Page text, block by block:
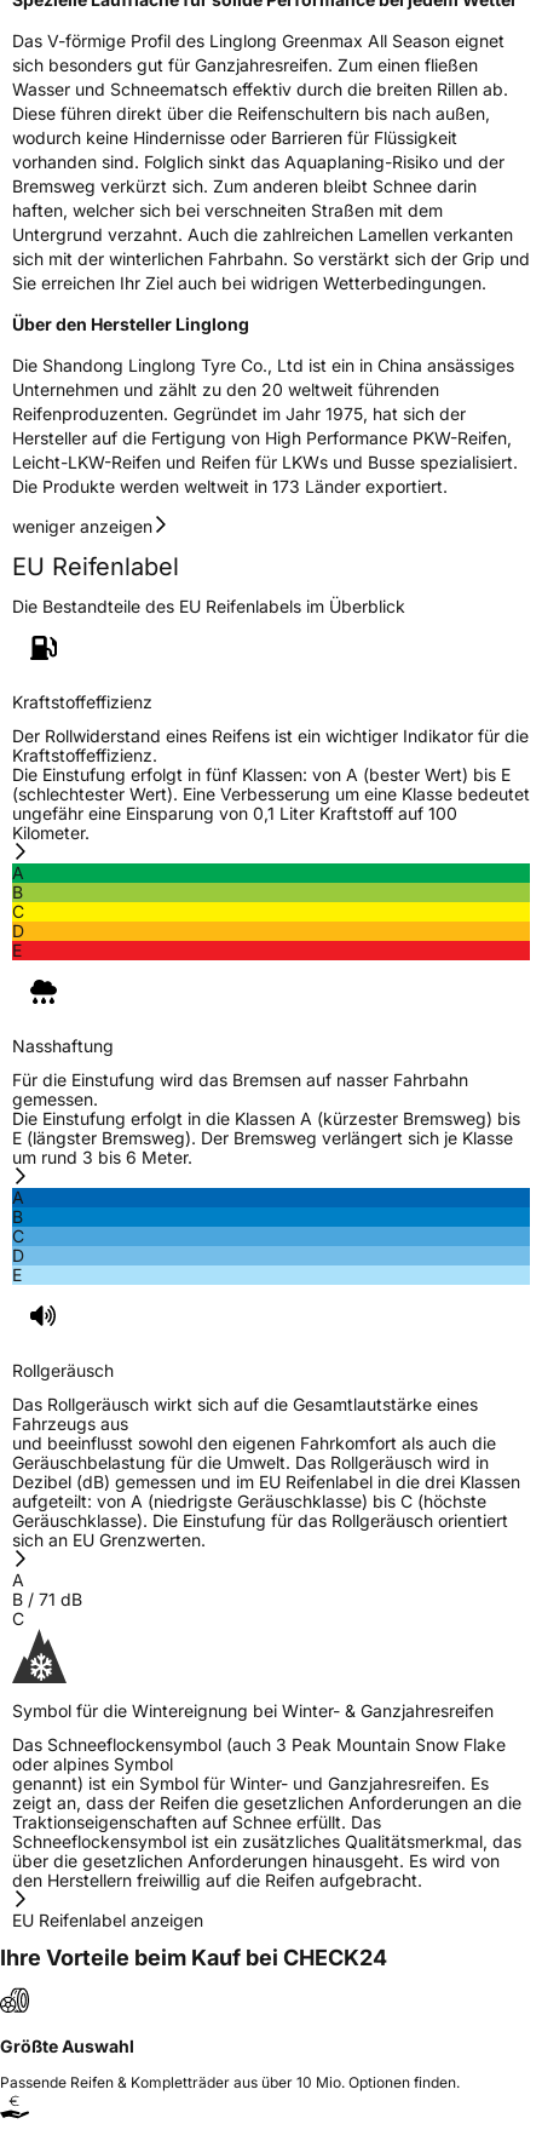
ZustandNeureifen
M+SJa
EU Label
EffizienzD
Rollgeräusch (Klasse)B
Rollgeräusch (dB)71
Fahrzeugklasse
C1
EisgripNein
EPREL ID427615
Allgemeine Produktsicherheit (GPSR)
Herstellerkontakt
LLG_info@linglong.cn
Das V-förmige Profil des Linglong Greenmax All Season eignet
sich besonders gut für Ganzjahresreifen. Zum einen fließen
Wasser und Schneematsch effektiv durch die breiten Rillen ab.
Diese führen direkt über die Reifenschultern bis nach außen,
wodurch keine Hindernisse oder Barrieren für Flüssigkeit
vorhanden sind. Folglich sinkt das Aquaplaning-Risiko und der
Bremsweg verkürzt sich. Zum anderen bleibt Schnee darin
haften, welcher sich bei verschneiten Straßen mit dem
Untergrund verzahnt. Auch die zahlreichen Lamellen verkanten
sich mit der winterlichen Fahrbahn. So verstärkt sich der Grip und
Sie erreichen Ihr Ziel auch bei widrigen Wetterbedingungen.
Über den Hersteller Linglong
Die Shandong Linglong Tyre Co., Ltd ist ein in China ansässiges
Unternehmen und zählt zu den 20 weltweit führenden
Reifenproduzenten. Gegründet im Jahr 1975, hat sich der
Hersteller auf die Fertigung von High Performance PKW-Reifen,
Leicht-LKW-Reifen und Reifen für LKWs und Busse spezialisiert.
Die Produkte werden weltweit in 173 Länder exportiert.
weniger anzeigen
EU Reifenlabel
Die Bestandteile des EU Reifenlabels im Überblick
Kraftstoffeffizienz
Der Rollwiderstand eines Reifens ist ein wichtiger Indikator für die
Kraftstoffeffizienz.
Die Einstufung erfolgt in fünf Klassen: von A (bester Wert) bis E
(schlechtester Wert). Eine Verbesserung um eine Klasse bedeutet
ungefähr eine Einsparung von 0,1 Liter Kraftstoff auf 100
Kilometer.
A
B
C
D
E
Nasshaftung
Für die Einstufung wird das Bremsen auf nasser Fahrbahn
gemessen.
Die Einstufung erfolgt in die Klassen A (kürzester Bremsweg) bis
E (längster Bremsweg). Der Bremsweg verlängert sich je Klasse
um rund 3 bis 6 Meter.
A
B
C
D
E
Rollgeräusch
Das Rollgeräusch wirkt sich auf die Gesamtlautstärke eines
Fahrzeugs aus
und beeinflusst sowohl den eigenen Fahrkomfort als auch die
Geräuschbelastung für die Umwelt. Das Rollgeräusch wird in
Dezibel (dB) gemessen und im EU Reifenlabel in die drei Klassen
aufgeteilt: von A (niedrigste Geräuschklasse) bis C (höchste
Geräuschklasse). Die Einstufung für das Rollgeräusch orientiert
sich an EU Grenzwerten.
A
B / 71 dB
C
Symbol für die Wintereignung bei Winter- & Ganzjahresreifen
Das Schneeflockensymbol (auch 3 Peak Mountain Snow Flake
oder alpines Symbol
genannt) ist ein Symbol für Winter- und Ganzjahresreifen. Es
zeigt an, dass der Reifen die gesetzlichen Anforderungen an die
Traktionseigenschaften auf Schnee erfüllt. Das
Schneeflockensymbol ist ein zusätzliches Qualitätsmerkmal, das
über die gesetzlichen Anforderungen hinausgeht. Es wird von
den Herstellern freiwillig auf die Reifen aufgebracht.
EU Reifenlabel anzeigen
Ihre Vorteile beim Kauf bei CHECK24
Größte Auswahl
Passende Reifen & Kompletträder aus über 10 Mio. Optionen finden.